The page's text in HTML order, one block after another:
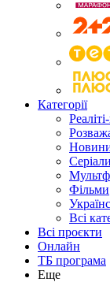
Категорії
Серіали
Фільми
Всі
Всі проєкти
Онлайн
ТБ програма
Еще